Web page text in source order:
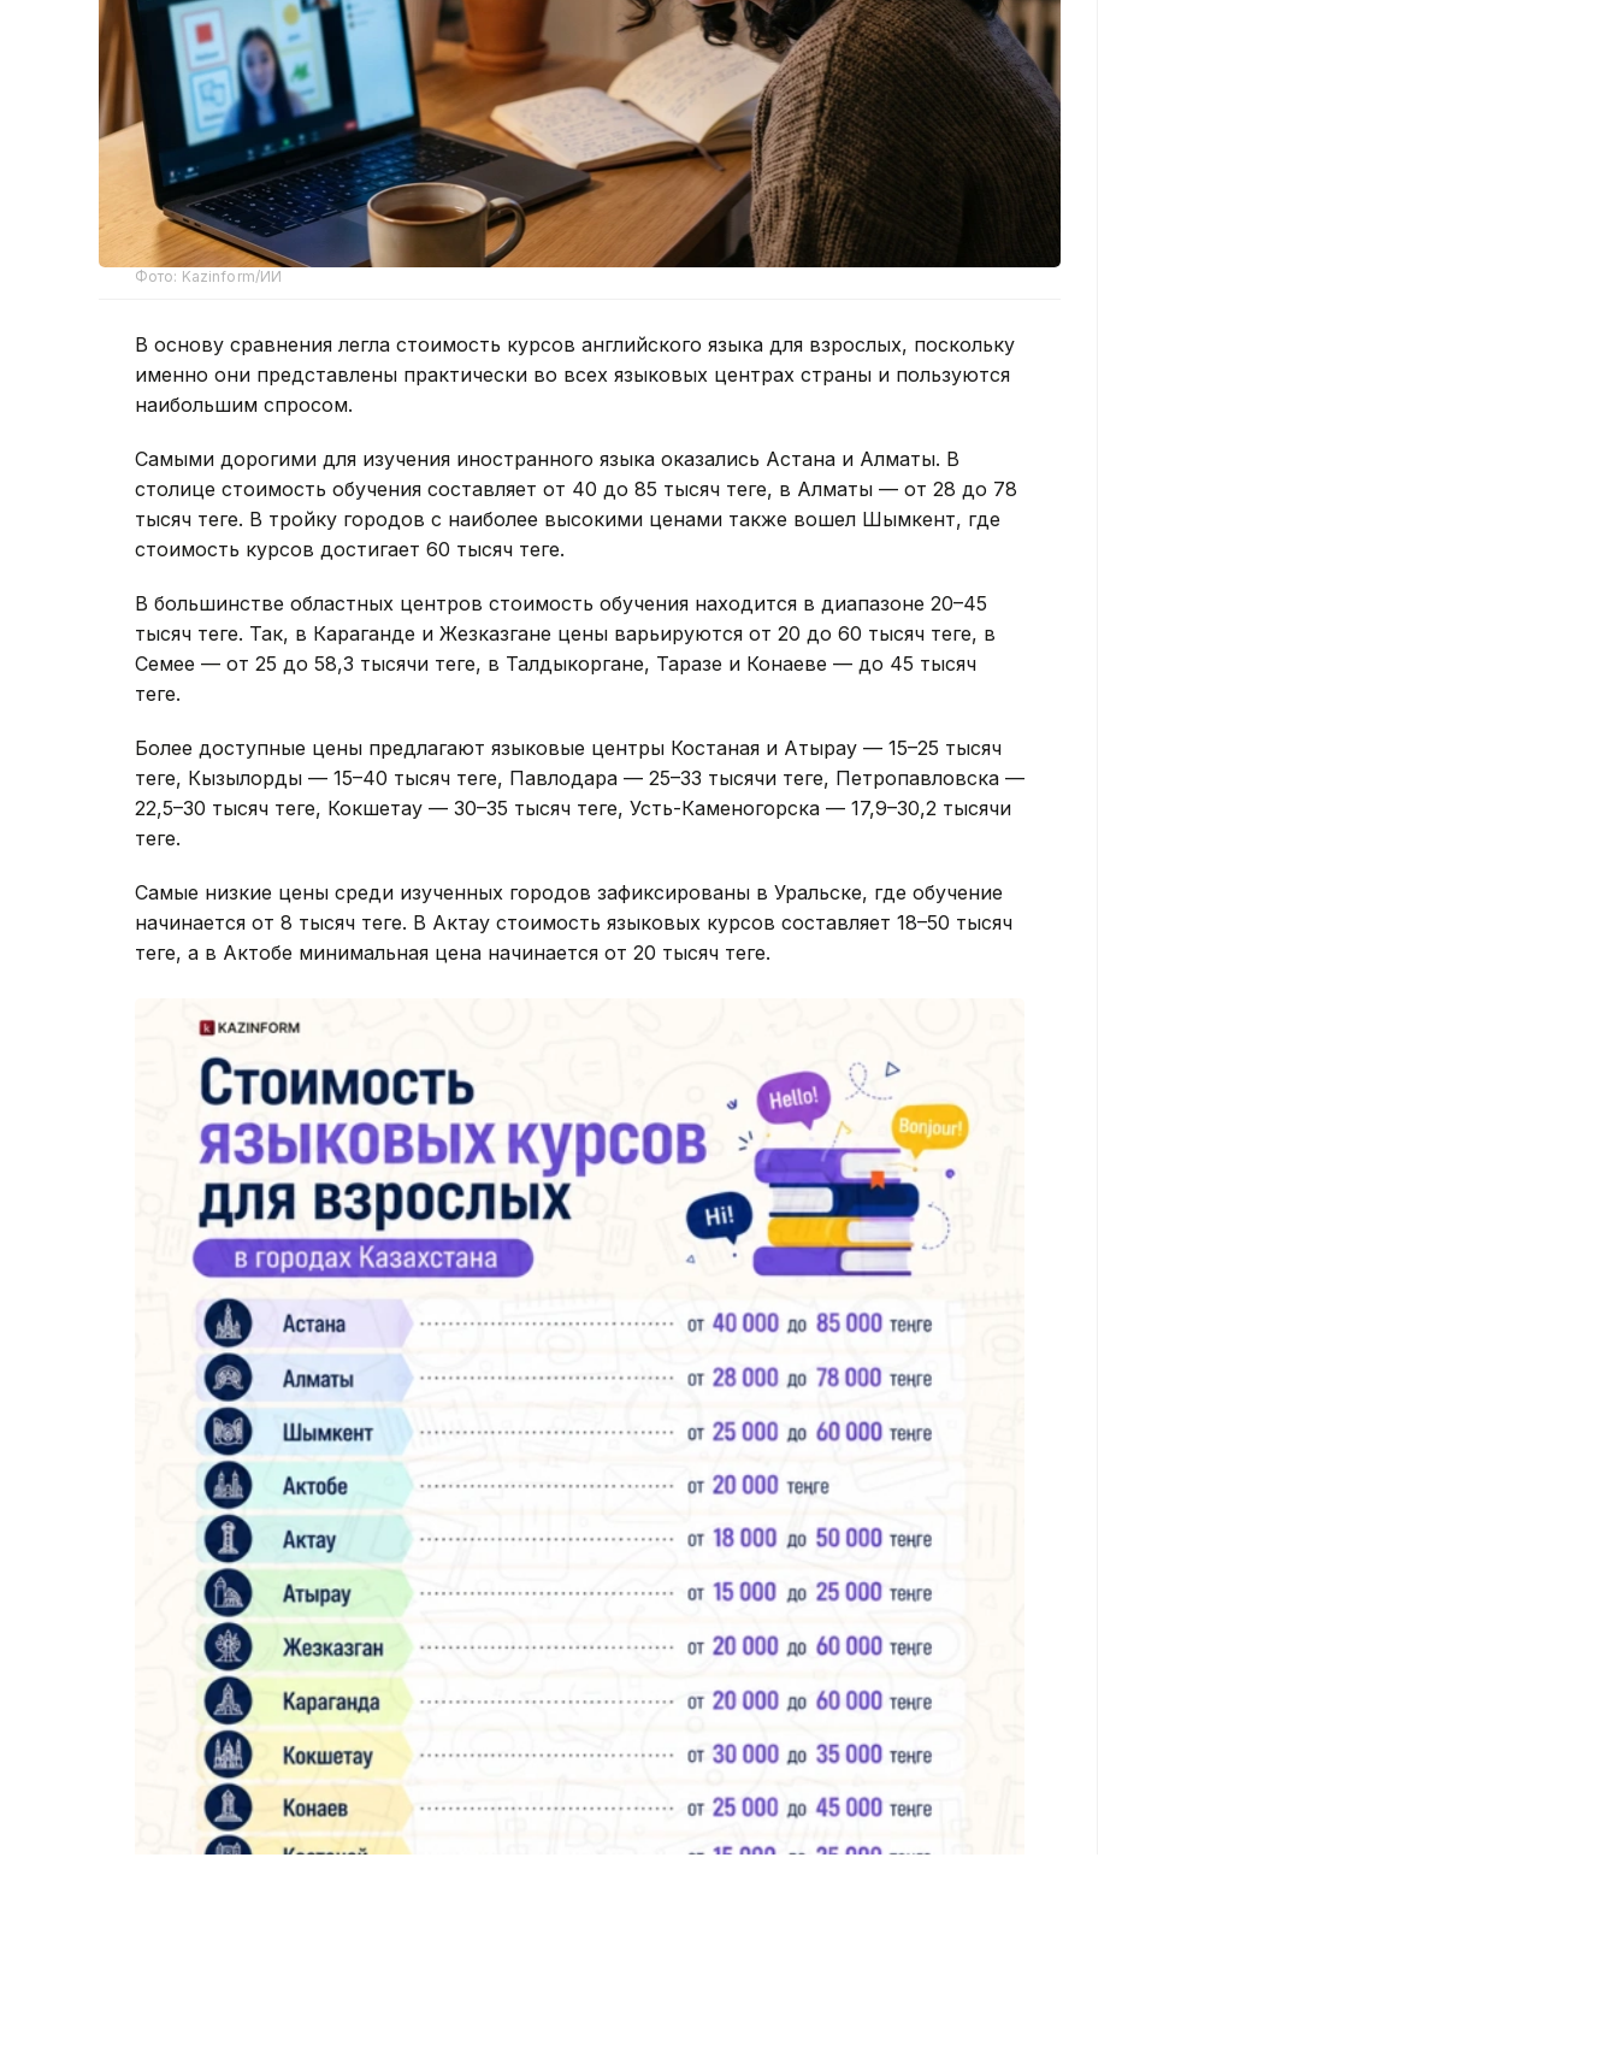
Фото: Kazinform/ИИ
В основу сравнения легла стоимость курсов английского языка для взрослых, поскольку
именно они представлены практически во всех языковых центрах страны и пользуются
наибольшим спросом.
Самыми дорогими для изучения иностранного языка оказались Астана и Алматы. В
столице стоимость обучения составляет от 40 до 85 тысяч теңге, в Алматы — от 28 до 78
тысяч теңге. В тройку городов с наиболее высокими ценами также вошел Шымкент, где
стоимость курсов достигает 60 тысяч теңге.
В большинстве областных центров стоимость обучения находится в диапазоне 20–45
тысяч теңге. Так, в Караганде и Жезказгане цены варьируются от 20 до 60 тысяч теңге, в
Семее — от 25 до 58,3 тысячи теңге, в Талдыкоргане, Таразе и Конаеве — до 45 тысяч
теңге.
Более доступные цены предлагают языковые центры Костаная и Атырау — 15–25 тысяч
теңге, Кызылорды — 15–40 тысяч теңге, Павлодара — 25–33 тысячи теңге, Петропавловска —
22,5–30 тысяч теңге, Кокшетау — 30–35 тысяч теңге, Усть-Каменогорска — 17,9–30,2 тысячи
теңге.
Самые низкие цены среди изученных городов зафиксированы в Уральске, где обучение
начинается от 8 тысяч теңге. В Актау стоимость языковых курсов составляет 18–50 тысяч
теңге, а в Актобе минимальная цена начинается от 20 тысяч теңге.